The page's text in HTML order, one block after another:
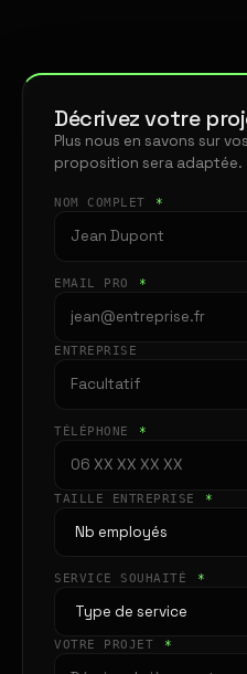
Décrivez votre
Plus nous en savons sur
proposition sera adaptée.
NOM COMPLET *
EMAIL PRO *
ENTREPRISE
TÉLÉPHONE *
TAILLE ENTREPRISE *
SERVICE SOUHAITÉ *
VOTRE PROJET *